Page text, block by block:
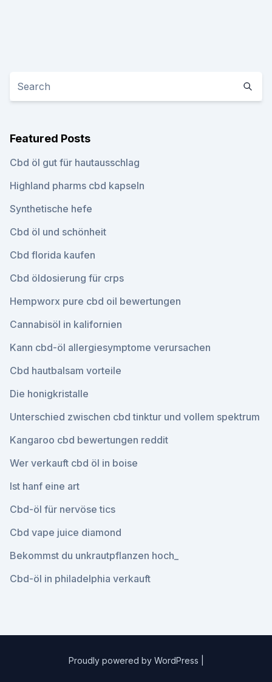
Featured Posts
Cbd öl gut für hautausschlag
Highland pharms cbd kapseln
Synthetische hefe
Cbd öl und schönheit
Cbd florida kaufen
Cbd öldosierung für crps
Hempworx pure cbd oil bewertungen
Cannabisöl in kalifornien
Kann cbd-öl allergiesymptome verursachen
Cbd hautbalsam vorteile
Die honigkristalle
Unterschied zwischen cbd tinktur und vollem spektrum
Kangaroo cbd bewertungen reddit
Wer verkauft cbd öl in boise
Ist hanf eine art
Cbd-öl für nervöse tics
Cbd vape juice diamond
Bekommst du unkrautpflanzen hoch_
Cbd-öl in philadelphia verkauft
Proudly powered by WordPress